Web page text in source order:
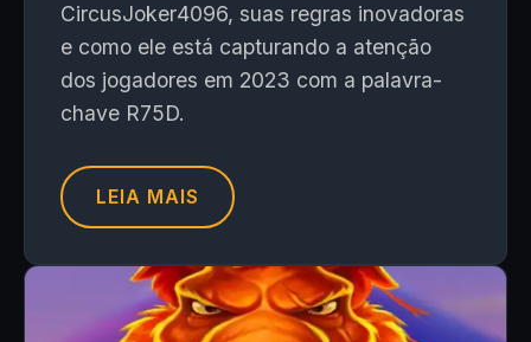
CircusJoker4096, suas regras inovadoras
e como ele está capturando a atenção
dos jogadores em 2023 com a palavra-
chave R75D.
LEIA MAIS